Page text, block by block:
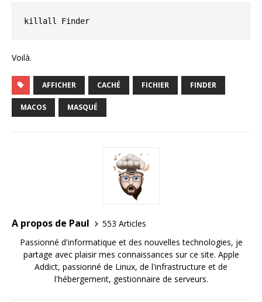
killall Finder
Voilà.
AFFICHER CACHÉ FICHIER FINDER
MACOS MASQUÉ
A propos de Paul
553 Articles
Passionné d'informatique et des nouvelles technologies, je
partage avec plaisir mes connaissances sur ce site. Apple
Addict, passionné de Linux, de l'infrastructure et de
l'hébergement, gestionnaire de serveurs.